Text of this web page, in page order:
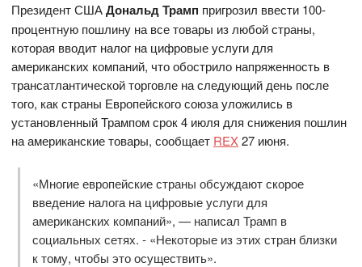
Президент СШАДональд Трамп пригрозил ввести 100-
процентную пошлину на все товары из любой страны,
которая вводит налог на цифровые услуги для
американских компаний, что обострило напряженность в
трансатлантической торговле на следующий день после
того, как страны Европейского союза уложились в
установленный Трампом срок 4 июля для снижения пошлин
на американские товары, сообщает REX27 июня.
«Многие европейские страны обсуждают скорое
введение налога на цифровые услуги для
американских компаний», — написал Трамп в
социальных сетях. - «Некоторые из этих стран близки
к тому, чтобы это осуществить».